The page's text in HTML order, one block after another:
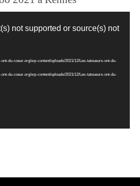
not supported or source(s) not
du-coeur.org/wp-content/uploads/2021/12/Les-tatoueurs-ont-du-
du-coeur.org/wp-content/uploads/2021/12/Les-tatoueurs-ont-du-